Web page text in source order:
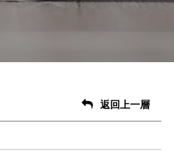
返回上一層